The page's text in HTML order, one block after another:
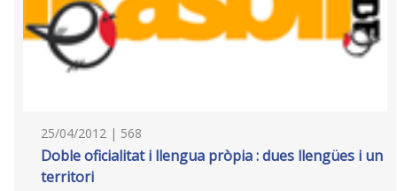
25/04/2012 | 568
Doble oficialitat i llengua pròpia : dues llengües i un
territori